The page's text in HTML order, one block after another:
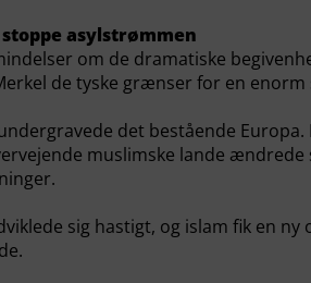
asylstrømmen
om de dramatiske
de tyske grænser for en
det bestående Europa.
muslimske lande
sig hastigt, og islam fik en